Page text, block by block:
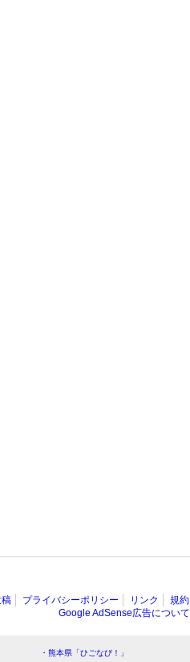
プライバシーポリシー リンク 規約
Google AdSense広告について
・熊本県「ひごなび！」